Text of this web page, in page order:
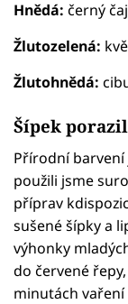
Hnědá: černý čaj
Žlutozelená:
Žlutohnědá:
Šípek
Přírodní barvení
použili jsme
příprav
sušené šípky a
výhonky
do červené
minutách